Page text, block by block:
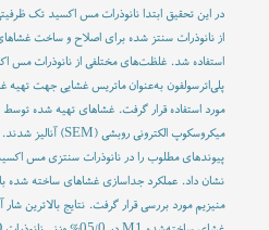
در این تحقیق ابتدا نانوذرات مس اکسید تک
از نانوذرات سنتز شده برای اصلاح و ساخت غشاهای
استفاده شد. غلظت‌های مختلفی از نانوذرات مس
پیوندهای مطلوب را در نانوذرات سنتزی مس
نشان داد. عملکرد جداسازی غشاهای ساخته